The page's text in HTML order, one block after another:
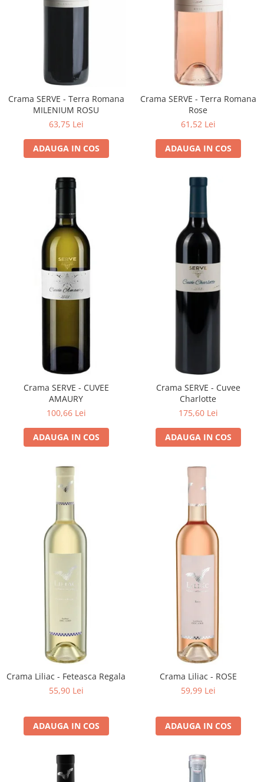
Crama SERVE - Terra Romana
MILENIUM ROSU
63,75 Lei
ADAUGA IN COS
Crama SERVE - Terra Romana
Rose
61,52 Lei
ADAUGA IN COS
Crama SERVE - CUVEE
AMAURY
100,66 Lei
ADAUGA IN COS
Crama SERVE - Cuvee
Charlotte
175,60 Lei
ADAUGA IN COS
Crama Liliac - Feteasca Regala
55,90 Lei
ADAUGA IN COS
Crama Liliac - ROSE
59,99 Lei
ADAUGA IN COS